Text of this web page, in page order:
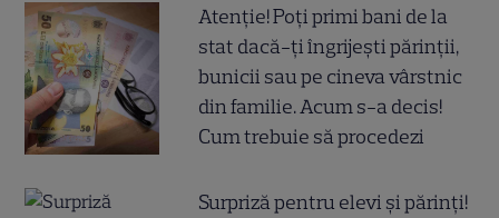
Atenție! Poți primi bani de la
stat dacă-ți îngrijești părinții,
bunicii sau pe cineva vârstnic
din familie. Acum s-a decis!
Cum trebuie să procedezi
Surpriză pentru elevi și părinți!